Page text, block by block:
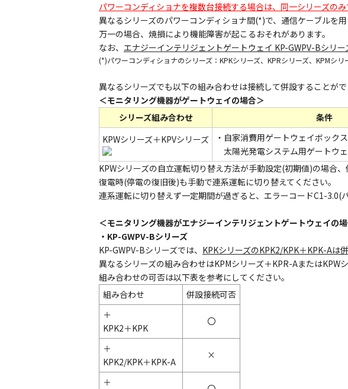
パワーコンディショナを複数台接続する場合は、同一シリーズのみ
異なるシリーズのパワーコンディショナ間(*)で、通信ケーブルを
万一の場合、焼損により機能障害が起こるおそれがあります。
なお、 エナジーインテリジェントゲートウェイ KP-GWPV-Bシリ
(*)パワーコンディショナのシリーズ：KPKシリーズ、KPRシリーズ、KPMシ
異なるシリーズでも以下の組み合わせは接続して併設することがで
＜モニタリング機器がゲートウェイの場合＞
シリーズ組み合わせ
条件
KPWシリーズ＋KPVシリーズ
・自家消費用ゲートウェイボック
太陽光発電システム用ゲートウ
KPWシリーズの自立運転切り替え方法が手動設定(初期値)の場合
復電時(停電の復旧後)も手動で連系運転に切り替えてください。
連系運転に切り替えず一定期間が過ぎると、エラーコードC1-3.0(
＜モニタリング機器がエナジーインテリジェントゲートウェイの
・KP-GWPV-Bシリーズ
KP-GWPV-Bシリーズでは、 KPKシリーズのKPK2/KPK＋KPK-Aは
異なるシリーズの組み合わせはKPMシリーズ＋KPR-AまたはKPW
組み合わせの可否は以下表を参考にしてください。
組み合わせ
併設接続可否
＋
KPK2＋KPK
〇
＋
KPK2/KPK＋KPK-A
×
＋